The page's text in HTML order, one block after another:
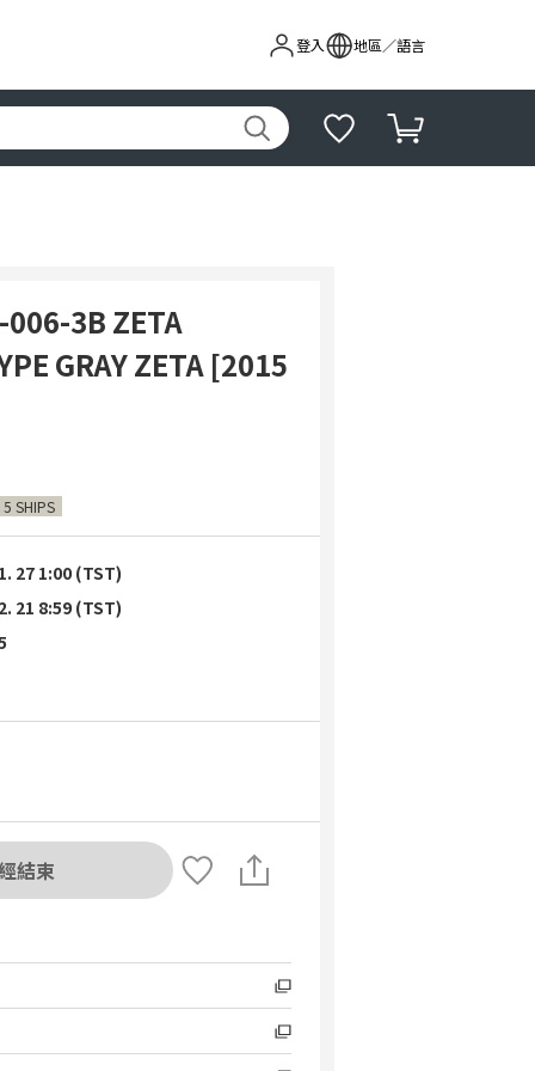
登入 地區／語言
3B ZETA
GRAY ZETA [2015
SHIPS
27 1:00 (TST)
21 8:59 (TST)
結束